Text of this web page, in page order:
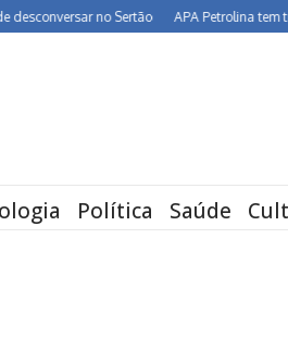
no Sertão APA Petrolina tem três
Política Saúde